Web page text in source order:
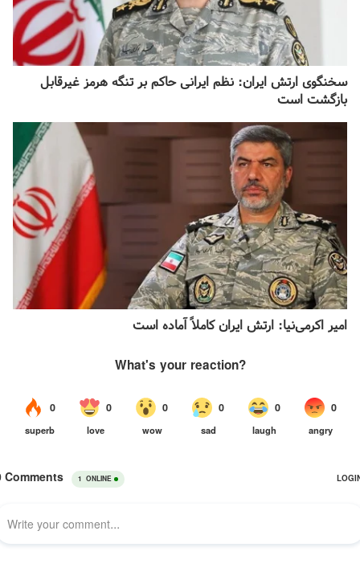
سخنگوی ارتش ایران: نظم ایرانی حاکم بر تنگه هرمز غیرقابل
بازگشت است
امیر اکرمی‌نیا: ارتش ایران کاملاً آماده است